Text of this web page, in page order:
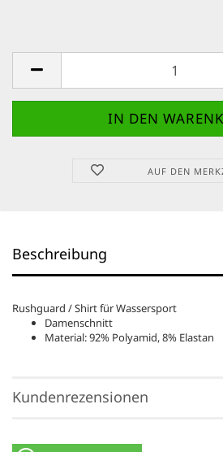
AUF DEN
Beschreibung
Rushguard / Shirt für Wassersport
Damenschnitt
Material: 92% Polyamid, 8% Elastan
Kundenrezensionen